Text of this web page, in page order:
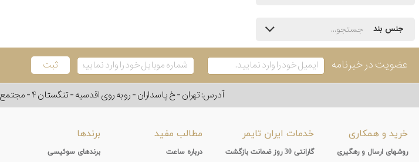
جنس بند
عضویت در خبرنامه
آدرس: تهران - خ پاسداران - رو به روی اقدسیه - تنگستان ۴ - مجتمع حیات سبز - بال A - واحد ۷۱۱
خرید و همکاری
روشهای ارسال و رهگیری
خدمات ایران تایمر
گارانتی 30 روز ضمانت بازگشت
مطالب مفید
درباره ساعت
برندها
برندهای سوئیسی